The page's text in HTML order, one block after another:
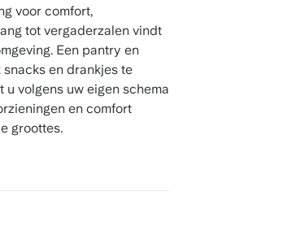
voor comfort,
tot vergaderzalen vindt
Een pantry en
en drankjes te
volgens uw eigen schema
en comfort
groottes.